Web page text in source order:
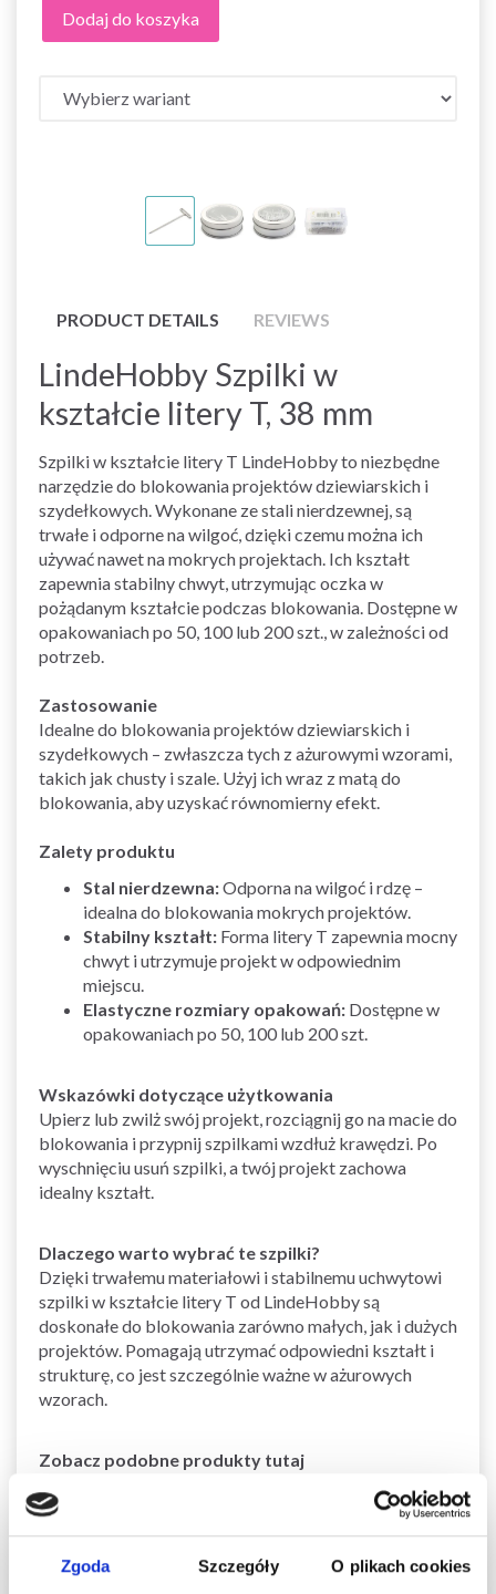
Zgoda Szczegóły O plikach cookies
Dodaj do koszyka
PRODUCT DETAILS REVIEWS
LindeHobby Szpilki w
kształcie litery T, 38 mm
Szpilki w kształcie litery T LindeHobby to niezbędne
narzędzie do blokowania projektów dziewiarskich i
szydełkowych. Wykonane ze stali nierdzewnej, są
trwałe i odporne na wilgoć, dzięki czemu można ich
używać nawet na mokrych projektach. Ich kształt
zapewnia stabilny chwyt, utrzymując oczka w
pożądanym kształcie podczas blokowania. Dostępne w
opakowaniach po 50, 100 lub 200 szt., w zależności od
potrzeb.
Zastosowanie
Idealne do blokowania projektów dziewiarskich i
szydełkowych – zwłaszcza tych z ażurowymi wzorami,
takich jak chusty i szale. Użyj ich wraz z matą do
blokowania, aby uzyskać równomierny efekt.
Zalety produktu
Stal nierdzewna:Odporna na wilgoć i rdzę –
idealna do blokowania mokrych projektów.
Stabilny kształt: Forma litery T zapewnia mocny
chwyt i utrzymuje projekt w odpowiednim
miejscu.
Elastyczne rozmiary opakowań: Dostępne w
opakowaniach po 50, 100 lub 200 szt.
Wskazówki dotyczące użytkowania
Upierz lub zwilż swój projekt, rozciągnij go na macie do
blokowania i przypnij szpilkami wzdłuż krawędzi. Po
wyschnięciu usuń szpilki, a twój projekt zachowa
idealny kształt.
Dlaczego warto wybrać te szpilki?
Dzięki trwałemu materiałowi i stabilnemu uchwytowi
szpilki w kształcie litery T od LindeHobby są
doskonałe do blokowania zarówno małych, jak i dużych
projektów. Pomagają utrzymać odpowiedni kształt i
strukturę, co jest szczególnie ważne w ażurowych
wzorach.
Zobacz podobne produkty tutaj
Zobacz wszystkie akcesoria od LindeHobby
Zobacz wszystkie akcesoria do robótek